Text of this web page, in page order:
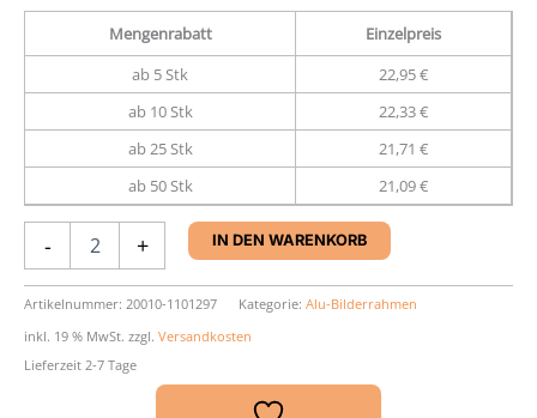
Mengenrabatt
Einzelpreis
ab 5 Stk
22,95 €
ab 10 Stk
22,33 €
ab 25 Stk
21,71 €
ab 50 Stk
21,09 €
-
Rahmen
Nielsen
C2
Menge
+ IN DEN WARENKORB
Artikelnummer: 20010-1101297 Kategorie: Alu-Bilderrahmen
inkl. 19 % MwSt. zzgl. Versandkosten
Lieferzeit 2-7 Tage